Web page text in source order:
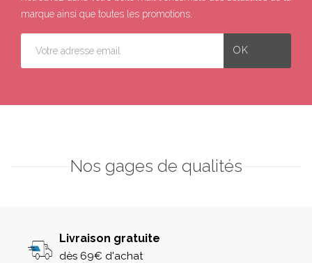
marque ainsi que toutes les promotions.
Nos gages de qualités
Livraison gratuite
dès 69€ d'achat